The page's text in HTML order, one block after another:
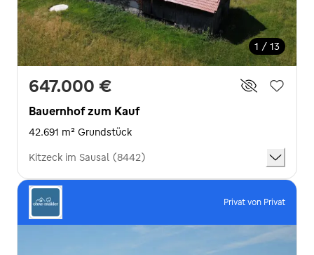
1 / 13
647.000 €
Bauernhof zum Kauf
42.691 m² Grundstück
Kitzeck im Sausal (8442)
Privat von Privat